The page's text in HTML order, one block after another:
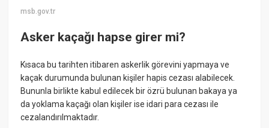
msb.gov.tr
Asker kaçağı hapse girer mi?
Kısaca bu tarihten itibaren askerlik görevini yapmaya ve
kaçak durumunda bulunan kişiler hapis cezası alabilecek.
Bununla birlikte kabul edilecek bir özrü bulunan bakaya ya
da yoklama kaçağı olan kişiler ise idari para cezası ile
cezalandırılmaktadır.